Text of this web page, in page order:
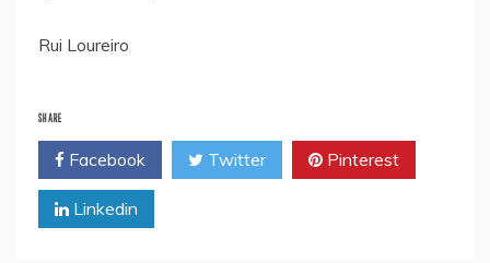
Rui Loureiro
SHARE
Facebook Twitter Pinterest
Linkedin